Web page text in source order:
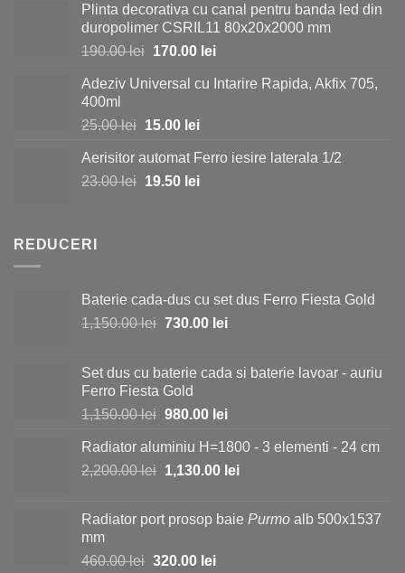
a
fost:
40.00 lei.
este:
35.00 lei.
Plinta decorativa cu canal pentru banda led din
duropolimer CSRIL11 80x20x2000 mm
190.00lei Prețul
a
190.00 lei.
170.00 leiPrețul
este:
Adeziv Universal cu Intarire Rapida, Akfix 705,
400ml
25.00lei Prețul
a
fost:
15.00 leiPrețul
este:
15.00 lei.
Aerisitor automat Ferro iesire laterala 1/2
23.00lei Prețul
19.50 leiPrețul
REDUCERI
Baterie cada-dus cu set dus Ferro Fiesta Gold
1,150.00lei Prețul
fost:
1,150.00 lei.
730.00 leiPrețul
730.00 lei.
Set dus cu baterie cada si baterie lavoar - auriu
Ferro Fiesta Gold
1,150.00lei Prețul
a
fost:
980.00 leiPrețul
este:
980.00 lei.
Radiator aluminiu H=1800 - 3 elementi - 24 cm
2,200.00lei Prețul
fost:
1,130.00 leiPrețul
1,130.00 lei.
Radiator port prosop baie Purmo alb 500x1537
mm
460.00lei Prețul
320.00 leiPrețul